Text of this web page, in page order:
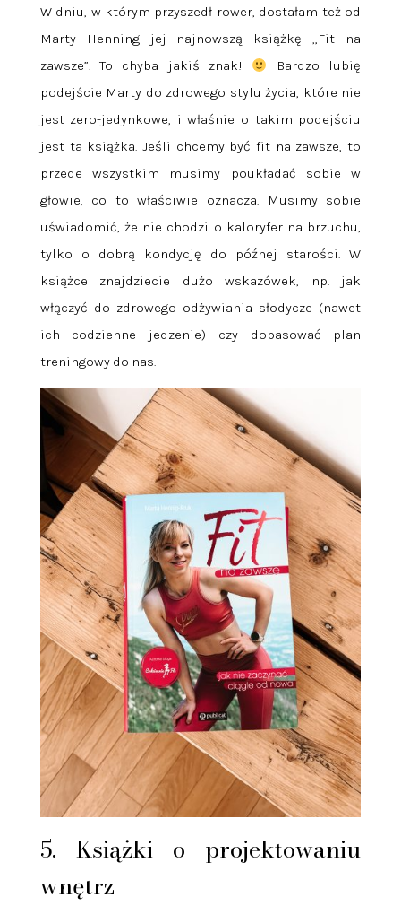
W dniu, w którym przyszedł rower, dostałam też od
Marty Henning jej najnowszą książkę „Fit na
zawsze”. To chyba jakiś znak!
Bardzo lubię
podejście Marty do zdrowego stylu życia, które nie
jest zero-jedynkowe, i właśnie o takim podejściu
jest ta książka. Jeśli chcemy być fit na zawsze, to
przede wszystkim musimy poukładać sobie w
głowie, co to właściwie oznacza. Musimy sobie
uświadomić, że nie chodzi o kaloryfer na brzuchu,
tylko o dobrą kondycję do późnej starości. W
książce znajdziecie dużo wskazówek, np. jak
włączyć do zdrowego odżywiania słodycze (nawet
ich codzienne jedzenie) czy dopasować plan
treningowy do nas.
5. Książki o projektowaniu
wnętrz